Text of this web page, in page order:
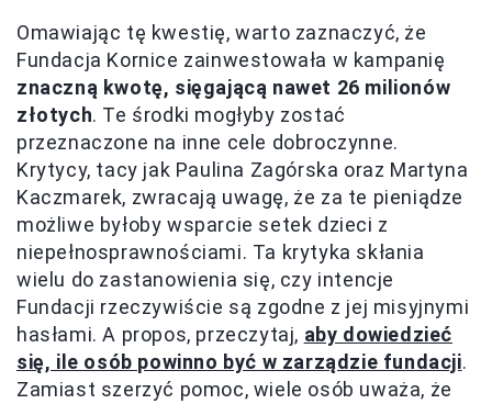
Omawiając tę kwestię, warto zaznaczyć, że
Fundacja Kornice zainwestowała w kampanię
znaczną kwotę, sięgającą nawet 26 milionów
złotych. Te środki mogłyby zostać
przeznaczone na inne cele dobroczynne.
Krytycy, tacy jak Paulina Zagórska oraz Martyna
Kaczmarek, zwracają uwagę, że za te pieniądze
możliwe byłoby wsparcie setek dzieci z
niepełnosprawnościami. Ta krytyka skłania
wielu do zastanowienia się, czy intencje
Fundacji rzeczywiście są zgodne z jej misyjnymi
hasłami. A propos, przeczytaj, aby dowiedzieć
się, ile osób powinno być w zarządzie fundacji.
Zamiast szerzyć pomoc, wiele osób uważa, że